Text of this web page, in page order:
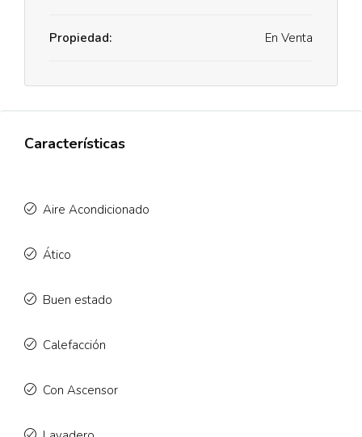
Propiedad: En Venta
Características
Aire Acondicionado
Ático
Buen estado
Calefacción
Con Ascensor